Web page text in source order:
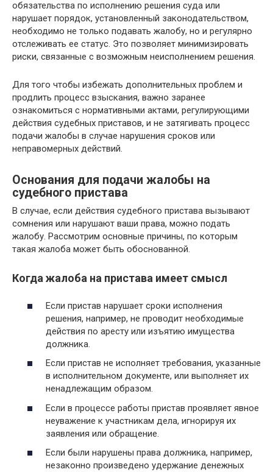
обязательства по исполнению решения суда или
нарушает порядок, установленный законодательством,
необходимо не только подавать жалобу, но и регулярно
отслеживать ее статус. Это позволяет минимизировать
риски, связанные с возможным неисполнением решения.
Для того чтобы избежать дополнительных проблем и
продлить процесс взыскания, важно заранее
ознакомиться с нормативными актами, регулирующими
действия судебных приставов, и не затягивать процесс
подачи жалобы в случае нарушения сроков или
неправомерных действий.
Основания для подачи жалобы на
судебного пристава
В случае, если действия судебного пристава вызывают
сомнения или нарушают ваши права, можно подать
жалобу. Рассмотрим основные причины, по которым
такая жалоба может быть обоснованной.
Когда жалоба на пристава имеет смысл
Если пристав нарушает сроки исполнения
решения, например, не проводит необходимые
действия по аресту или изъятию имущества
должника.
Если пристав не исполняет требования, указанные
в исполнительном документе, или выполняет их
ненадлежащим образом.
Если в процессе работы пристав проявляет явное
неуважение к участникам дела, игнорируя их
заявления или обращение.
Если были нарушены права должника, например,
незаконно произведено удержание денежных